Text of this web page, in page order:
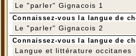
Le "parler" Gignacois 1
Connaissez-vous la langue de
Le "parler" Gignacois 2
Connaissez-vous la langue de
Langue et littérature occitanes